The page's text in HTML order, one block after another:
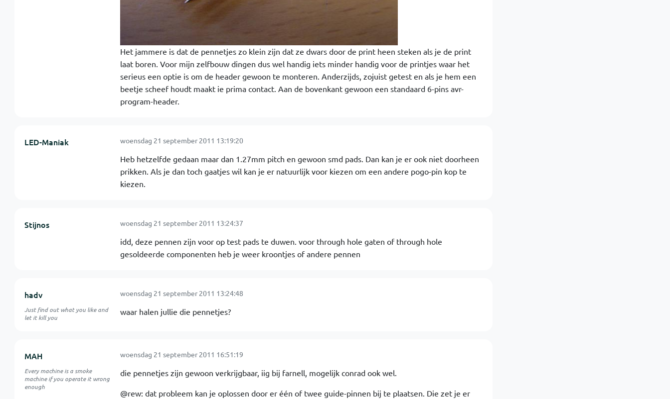
Het jammere is dat de pennetjes zo klein zijn dat ze dwars door de print heen steken als je de print
laat boren. Voor mijn zelfbouw dingen dus wel handig iets minder handig voor de printjes waar het
serieus een optie is om de header gewoon te monteren. Anderzijds, zojuist getest en als je hem een
beetje scheef houdt maakt ie prima contact. Aan de bovenkant gewoon een standaard 6-pins avr-
program-header.
LED-Maniak woensdag 21 september 2011 13:19:20
Heb hetzelfde gedaan maar dan 1.27mm pitch en gewoon smd pads. Dan kan je er ook niet doorheen
prikken. Als je dan toch gaatjes wil kan je er natuurlijk voor kiezen om een andere pogo-pin kop te
kiezen.
Stijnos woensdag 21 september 2011 13:24:37
idd, deze pennen zijn voor op test pads te duwen. voor through hole gaten of through hole
gesoldeerde componenten heb je weer kroontjes of andere pennen
hadv
Just find out what you like and
let it kill you
woensdag 21 september 2011 13:24:48
waar halen jullie die pennetjes?
MAH
Every machine is a smoke
machine if you operate it wrong
enough
woensdag 21 september 2011 16:51:19
die pennetjes zijn gewoon verkrijgbaar, iig bij farnell, mogelijk conrad ook wel.
@rew: dat probleem kan je oplossen door er één of twee guide-pinnen bij te plaatsen. Die zet je er